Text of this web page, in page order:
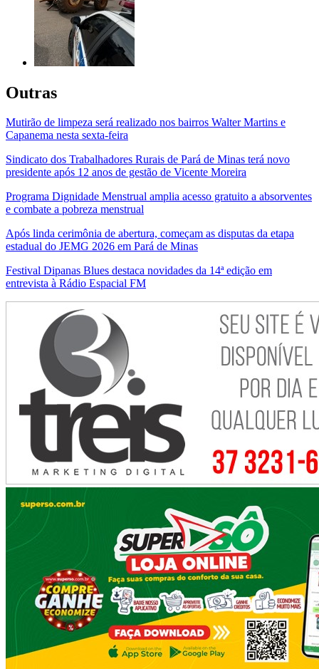
Outras
Mutirão de limpeza será realizado nos bairros Walter Martins e
Capanema nesta sexta-feira
Sindicato dos Trabalhadores Rurais de Pará de Minas terá novo
presidente após 12 anos de gestão de Vicente Moreira
Programa Dignidade Menstrual amplia acesso gratuito a absorventes
e combate a pobreza menstrual
Após linda cerimônia de abertura, começam as disputas da etapa
estadual do JEMG 2026 em Pará de Minas
Festival Dipanas Blues destaca novidades da 14ª edição em
entrevista à Rádio Espacial FM